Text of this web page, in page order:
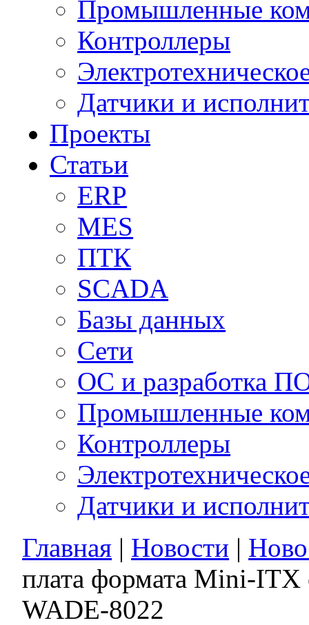
Промышленные
Контроллеры
Датчики и
Проекты
Статьи
ERP
MES
ПТК
SCADA
Базы данных
Сети
ОС и разработка
Промышленные
Контроллеры
Датчики и
Главная | Новости |
плата формата Mini-
WADE-8022